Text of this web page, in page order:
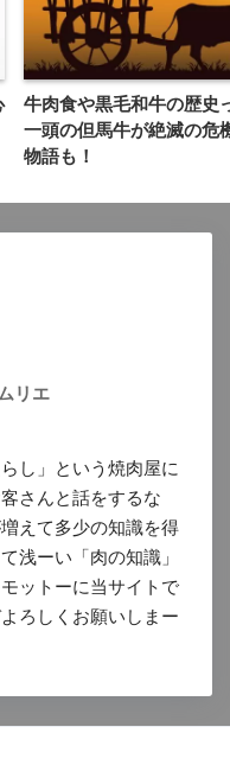
牛肉食や黒毛和牛の歴史
一頭の但馬牛が絶滅の危
物語も！
リエ
し」という焼肉屋に
さんと話をするな
えて多少の知識を得
浅ーい「肉の知識」
ットーに当サイトで
ろしくお願いしまー